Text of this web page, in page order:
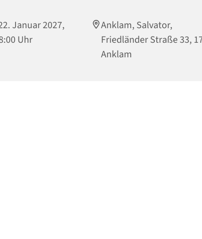
Januar 2027,
Uhr
Anklam, Salvator,
Friedländer Straße 33,
Anklam